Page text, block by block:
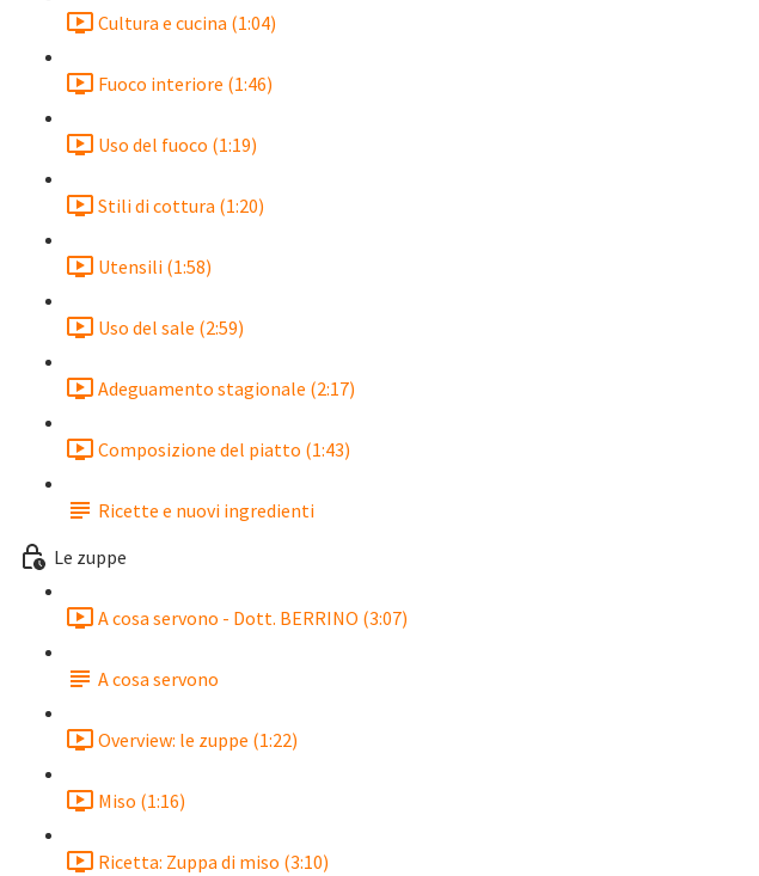
Cultura e cucina (1:04)
Fuoco interiore (1:46)
Uso del fuoco (1:19)
Stili di cottura (1:20)
Utensili (1:58)
Uso del sale (2:59)
Adeguamento stagionale (2:17)
Composizione del piatto (1:43)
Ricette e nuovi ingredienti
Le zuppe
A cosa servono - Dott. BERRINO (3:07)
A cosa servono
Overview: le zuppe (1:22)
Miso (1:16)
Ricetta: Zuppa di miso (3:10)